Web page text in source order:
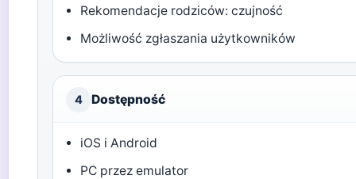
Rekomendacje rodziców: czujność
Możliwość zgłaszania użytkowników
4 Dostępność
iOS i Android
PC przez emulator